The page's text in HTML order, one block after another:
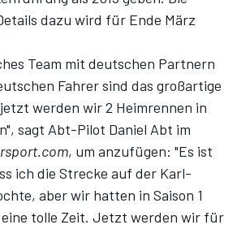
dazu wird für Ende März
Team mit deutschen Partnern
Fahrer sind das großartige
werden wir 2 Heimrennen in
sagt Abt-Pilot Daniel Abt im
, um anzufügen: "Es ist
ich die Strecke auf der Karl-
aber wir hatten in Saison 1
tolle Zeit. Jetzt werden wir für